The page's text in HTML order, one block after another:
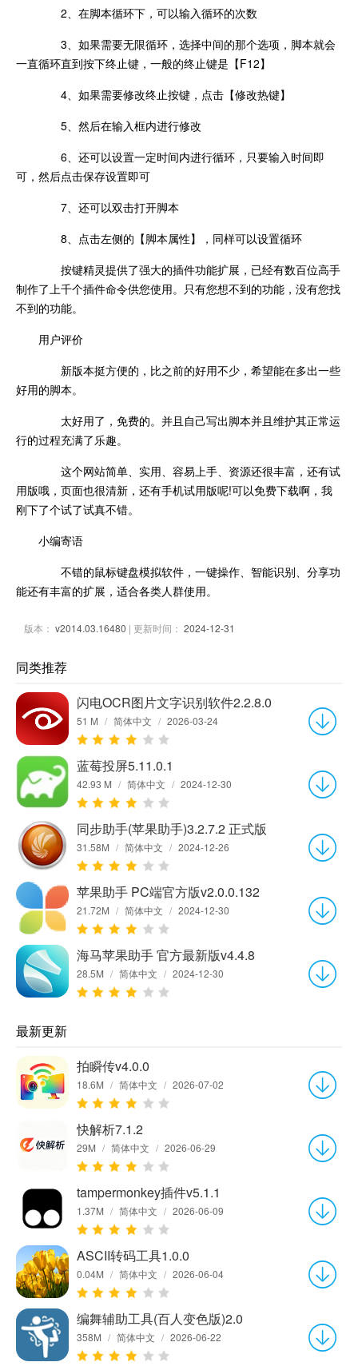
2、在脚本循环下，可以输入循环的次数
3、如果需要无限循环，选择中间的那个选项，脚本就会
一直循环直到按下终止键，一般的终止键是【F12】
4、如果需要修改终止按键，点击【修改热键】
5、然后在输入框内进行修改
6、还可以设置一定时间内进行循环，只要输入时间即
可，然后点击保存设置即可
7、还可以双击打开脚本
8、点击左侧的【脚本属性】，同样可以设置循环
按键精灵提供了强大的插件功能扩展，已经有数百位高手
制作了上千个插件命令供您使用。只有您想不到的功能，没有您找
不到的功能。
用户评价
新版本挺方便的，比之前的好用不少，希望能在多出一些
好用的脚本。
太好用了，免费的。并且自己写出脚本并且维护其正常运
行的过程充满了乐趣。
这个网站简单、实用、容易上手、资源还很丰富，还有试
用版哦，页面也很清新，还有手机试用版呢!可以免费下载啊，我
刚下了个试了试真不错。
小编寄语
不错的鼠标键盘模拟软件，一键操作、智能识别、分享功
能还有丰富的扩展，适合各类人群使用。
版本： v2014.03.16480 | 更新时间： 2024-12-31
同类推荐
闪电OCR图片文字识别软件2.2.8.0
51 M / 简体中文 / 2026-03-24
蓝莓投屏5.11.0.1
42.93 M / 简体中文 / 2024-12-30
同步助手(苹果助手)3.2.7.2 正式版
31.58M / 简体中文 / 2024-12-26
苹果助手 PC端官方版v2.0.0.132
21.72M / 简体中文 / 2024-12-30
海马苹果助手 官方最新版v4.4.8
28.5M / 简体中文 / 2024-12-30
最新更新
拍瞬传v4.0.0
18.6M / 简体中文 / 2026-07-02
快解析7.1.2
29M / 简体中文 / 2026-06-29
tampermonkey插件v5.1.1
1.37M / 简体中文 / 2026-06-09
ASCII转码工具1.0.0
0.04M / 简体中文 / 2026-06-04
编舞辅助工具(百人变色版)2.0
358M / 简体中文 / 2026-06-22